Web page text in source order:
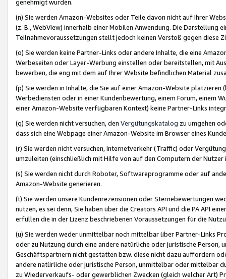
genehmigt wurden.
(n) Sie werden Amazon-Websites oder Teile davon nicht auf Ihrer
(z. B., WebView) innerhalb einer Mobilen Anwendung. Die Darstellung
Teilnahmevoraussetzungen stellt jedoch keinen Verstoß gegen diese
(o) Sie werden keine Partner-Links oder andere Inhalte, die eine
Werbeseiten oder Layer-Werbung einstellen oder bereitstellen, mit
bewerben, die eng mit dem auf Ihrer Website befindlichen Material
(p) Sie werden in Inhalte, die Sie auf einer Amazon-Website
Werbediensten oder in einer Kundenbewertung, einem Forum, einem
einer Amazon-Website verfügbaren Kontext) keine Partner-Links
(q) Sie werden nicht versuchen, den Vergütungskatalog zu umgehen
dass sich eine Webpage einer Amazon-Website im Browser eines
(r) Sie werden nicht versuchen, Internetverkehr (Traffic) oder
umzuleiten (einschließlich mit Hilfe von auf den Computern der
(s) Sie werden nicht durch Roboter, Softwareprogramme oder auf
Amazon-Website generieren.
(t) Sie werden unsere Kundenrezensionen oder Sternebewertungen
nutzen, es sei denn, Sie haben über die Creators API und die PA API
erfüllen die in der Lizenz beschriebenen Voraussetzungen für die
(u) Sie werden weder unmittelbar noch mittelbar über Partner-Links
oder zu Nutzung durch eine andere natürliche oder juristische
Geschäftspartnern nicht gestatten bzw. diese nicht dazu auffordern
andere natürliche oder juristische Person, unmittelbar oder mittelbar
zu Wiederverkaufs- oder gewerblichen Zwecken (gleich welcher Art)